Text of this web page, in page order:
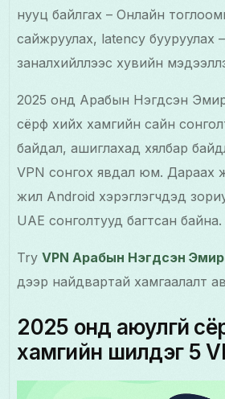
нууц байлгах – Онлайн
сайжруулах, latency бууруулах
заналхийллээс хувийн
2025 онд Арабын Нэгдсэн
сёрф хийх хамгийн сайн
байдал, ашиглахад хялбар
VPN сонгох явдал юм. Дараах
жил Android хэрэглэгчдэд
UAE сонголтууд багтсан байна.
TryVPN Арабын Нэгдсэн
дээр найдвартай хамгаалалт
2025 онд аюулгүй
хамгийн шилдэг 5